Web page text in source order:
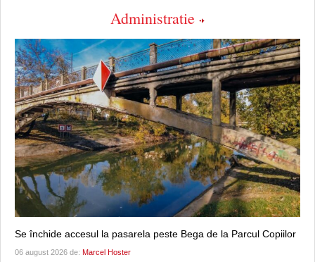
Administratie
Se închide accesul la pasarela peste Bega de la Parcul Copiilor
06 august 2026 de: Marcel Hoster